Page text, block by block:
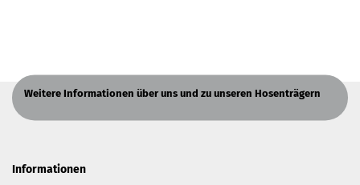
Weitere Informationen über uns und zu unseren Hosenträgern
Informationen